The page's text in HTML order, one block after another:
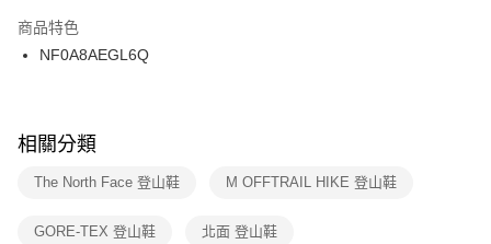
２．訂單成立數日內，您將收到繳費通知簡訊。
３．收到繳費通知簡訊後14天內，點擊此簡訊中的連結，可透過四大超商／
ATM／網路銀行／等多元方式進行付款，方視為交易完成。
※ 交易是否成功請以「AFTEE先享後付 」之結帳頁面顯示為準，若有關於
是否繳費成功／繳費後需取消欲退款等相關疑問，請聯繫「AFTEE先享後付
客戶支援中心」https://netprotections.freshdesk.com/support/home
１．透過由恩沛科技股份有限公司提供之「AFTEE先享後付」服務完成之交
付款後門市自取
每筆NT$100，滿NT$1,500(含以上)免運費
商品特色
NF0A8AEGL6Q
相關分類
The North Face 登山鞋 M OFFTRAIL HIKE 登山鞋
GORE-TEX 登山鞋 北面 登山鞋